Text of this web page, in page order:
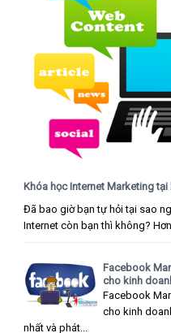
Khóa học Internet Marketing tại
Đã bao giờ bạn tự hỏi tại sao
Internet còn bạn thì không? Hơn
Facebook
cho kinh
Facebook
cho kinh
nhất và phát...